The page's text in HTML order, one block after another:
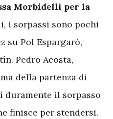
Morbidelli per la
i sorpassi sono pochi
su Pol Espargarò,
Pedro Acosta,
della partenza di
duramente il sorpasso
finisce per stendersi.